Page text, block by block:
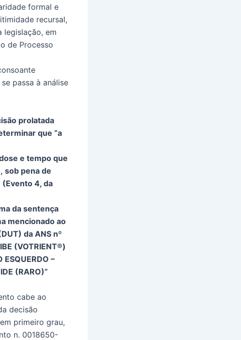
formal e
recursal,
em
de Processo
passa à análise
prolatada
que “a
e tempo que
sob pena de
4, da
da sentença
mencionado ao
da ANS nº
(VOTRIENT®)
–
(RARO)”
cabe ao
decisão
primeiro grau,
n. 0018650-